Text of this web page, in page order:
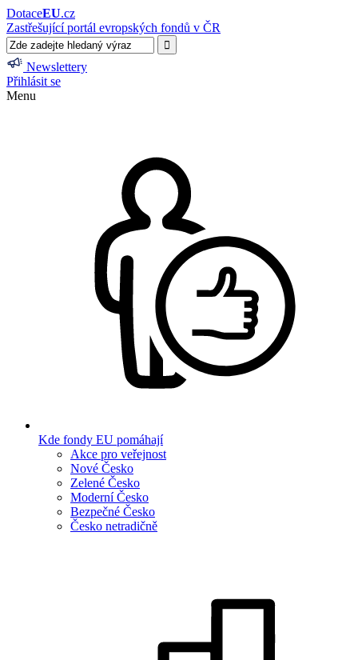
DotaceEU.cz
Zastřešující portál evropských fondů v ČR
Newslettery
Přihlásit se
Menu
Kde fondy EU pomáhají
Akce pro veřejnost
Nové Česko
Zelené Česko
Moderní Česko
Bezpečné Česko
Česko netradičně